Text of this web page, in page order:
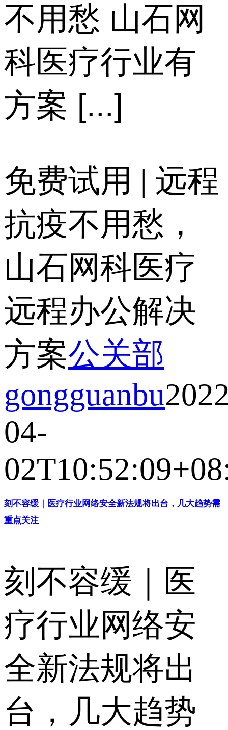
不用愁 山石网
科医疗行业有
方案 [...]
免费试用 | 远程
抗疫不用愁，
山石网科医疗
远程办公解决
方案公关部
gongguanbu
04-
刻不容缓｜医疗行业网络安全新法规将出台，几大趋势需
重点关注
刻不容缓｜医
疗行业网络安
全新法规将出
台，几大趋势